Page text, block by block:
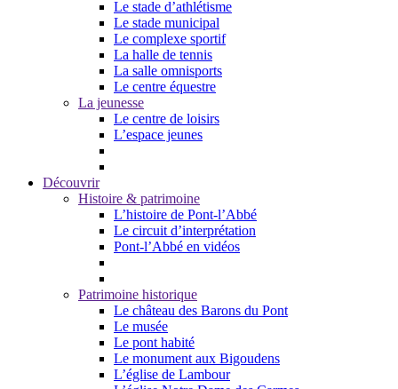
Le stade d’athlétisme
Le stade municipal
Le complexe sportif
La halle de tennis
La salle omnisports
Le centre équestre
La jeunesse
Le centre de loisirs
L’espace jeunes
Découvrir
Histoire & patrimoine
L’histoire de Pont-l’Abbé
Le circuit d’interprétation
Pont-l’Abbé en vidéos
Patrimoine historique
Le château des Barons du Pont
Le musée
Le pont habité
Le monument aux Bigoudens
L’église de Lambour